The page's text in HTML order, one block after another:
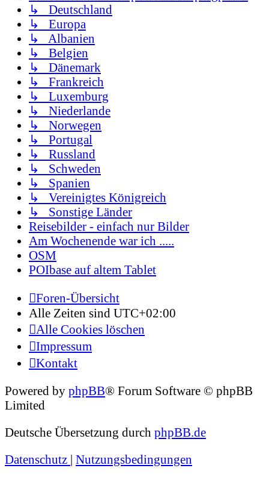
↳ Deutschland
↳ Europa
↳ Albanien
↳ Belgien
↳ Dänemark
↳ Frankreich
↳ Luxemburg
↳ Niederlande
↳ Norwegen
↳ Portugal
↳ Russland
↳ Schweden
↳ Spanien
↳ Vereinigtes Königreich
↳ Sonstige Länder
Reisebilder - einfach nur Bilder
Am Wochenende war ich .....
OSM
POIbase auf altem Tablet
Foren-Übersicht
Alle Zeiten sind UTC+02:00
Alle Cookies löschen
Impressum
Kontakt
Powered by phpBB® Forum Software © phpBB
Limited
Deutsche Übersetzung durch phpBB.de
Datenschutz | Nutzungsbedingungen